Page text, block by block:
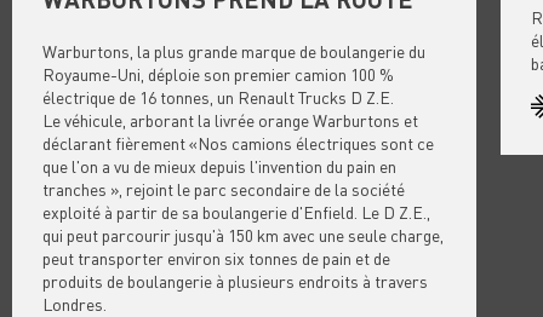
Warburtons, la plus grande marque de boulangerie du
Royaume-Uni, déploie son premier camion 100 %
électrique de 16 tonnes, un Renault Trucks D Z.E.
Le véhicule, arborant la livrée orange Warburtons et
déclarant fièrement «Nos camions électriques sont ce
que l'on a vu de mieux depuis l'invention du pain en
tranches », rejoint le parc secondaire de la société
exploité à partir de sa boulangerie d'Enfield. Le D Z.E.,
qui peut parcourir jusqu'à 150 km avec une seule charge,
peut transporter environ six tonnes de pain et de
produits de boulangerie à plusieurs endroits à travers
Londres.